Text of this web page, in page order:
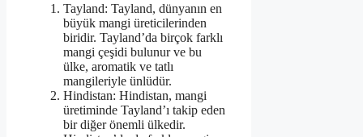
Tayland: Tayland, dünyanın en
büyük mangi üreticilerinden
biridir. Tayland’da birçok farklı
mangi çeşidi bulunur ve bu
ülke, aromatik ve tatlı
mangileriyle ünlüdür.
Hindistan: Hindistan, mangi
üretiminde Tayland’ı takip eden
bir diğer önemli ülkedir.